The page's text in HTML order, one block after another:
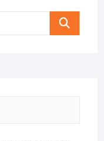
Search